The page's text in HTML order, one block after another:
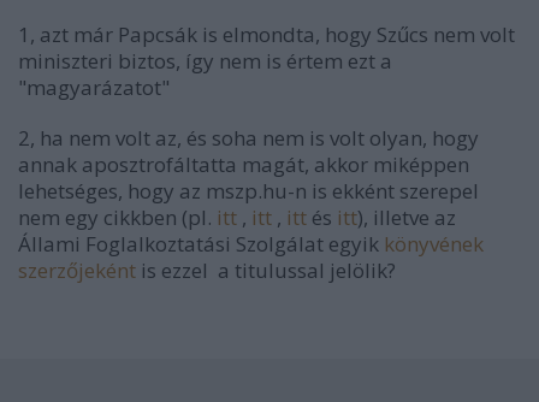
1, azt már Papcsák is elmondta, hogy Szűcs nem volt
miniszteri biztos, így nem is értem ezt a
"magyarázatot"
2, ha nem volt az, és soha nem is volt olyan, hogy
annak aposztrofáltatta magát, akkor miképpen
lehetséges, hogy az mszp.hu-n is ekként szerepel
nem egy cikkben (pl. itt , itt , itt és itt), illetve az
Állami Foglalkoztatási Szolgálat egyik könyvének
szerzőjeként is ezzel a titulussal jelölik?